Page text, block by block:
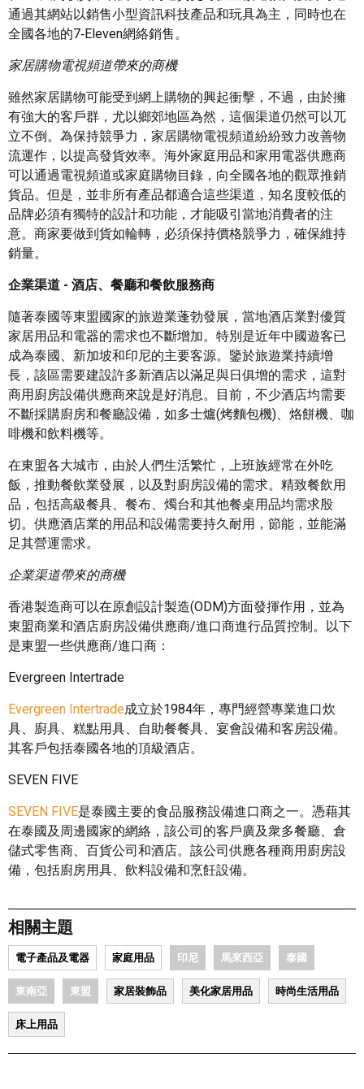
通過其網站以銷售小型資訊科技產品和玩具為主，同時也在
全國各地的7‑Eleven網絡銷售。
家居購物電視頻道帶來的商機
雖然家居購物可能受到網上購物的興起衝擊，不過，由於擁
有強大的客戶群，尤以鄉郊地區為然，這個渠道仍然可以兀
立不倒。為保持競爭力，家居購物電視頻道紛紛致力改善物
流運作，以提高發貨效率。海外家庭用品和家用電器供應商
可以通過電視頻道或家庭購物目錄，向全國各地的觀眾推銷
貨品。但是，並非所有產品都適合這些渠道，知名度較低的
品牌必須有獨特的設計和功能，才能吸引當地消費者的注
意。商家要做到貨如輪轉，必須保持價格競爭力，確保維持
銷量。
企業渠道 - 酒店、餐廳和餐飲服務商
隨著泰國等東盟國家的旅遊業蓬勃發展，當地酒店業對優質
家居用品和電器的需求也不斷增加。特別是近年中國遊客已
成為泰國、新加坡和印尼的主要客源。鑒於旅遊業持續增
長，該區需要建設許多新酒店以滿足與日俱增的需求，這對
商用廚房設備供應商來說是好消息。目前，不少酒店均需要
不斷採購廚房和餐廳設備，如多士爐(烤麵包機)、烙餅機、咖
啡機和飲料機等。
在東盟各大城市，由於人們生活繁忙，上班族經常在外吃
飯，推動餐飲業發展，以及對廚房設備的需求。精致餐飲用
品，包括高級餐具、餐布、燭台和其他餐桌用品均需求殷
切。供應酒店業的用品和設備需要持久耐用，節能，並能滿
足其營運需求。
企業渠道帶來的商機
香港製造商可以在原創設計製造(ODM)方面發揮作用，並為
東盟商業和酒店廚房設備供應商/進口商進行品質控制。以下
是東盟一些供應商/進口商：
Evergreen Intertrade
Evergreen Intertrade成立於1984年，專門經營專業進口炊
具、廚具、糕點用具、自助餐餐具、宴會設備和客房設備。
其客戶包括泰國各地的頂級酒店。
SEVEN FIVE
SEVEN FIVE是泰國主要的食品服務設備進口商之一。憑藉其
在泰國及周邊國家的網絡，該公司的客戶廣及衆多餐廳、倉
儲式零售商、百貨公司和酒店。該公司供應各種商用廚房設
備，包括廚房用具、飲料設備和烹飪設備。
相關主題
電子產品及電器 家庭用品 印尼 馬來西亞 泰國
東南亞 東盟 家居裝飾品 美化家居用品 時尚生活用品
床上用品